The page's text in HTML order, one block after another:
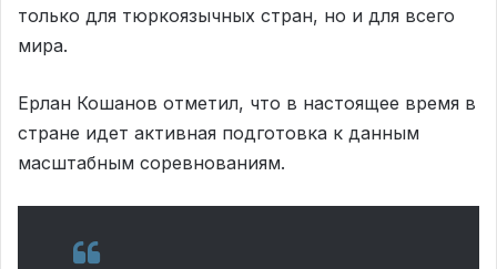
только для тюркоязычных стран, но и для всего
мира.
Ерлан Кошанов отметил, что в настоящее время в
стране идет активная подготовка к данным
масштабным соревнованиям.